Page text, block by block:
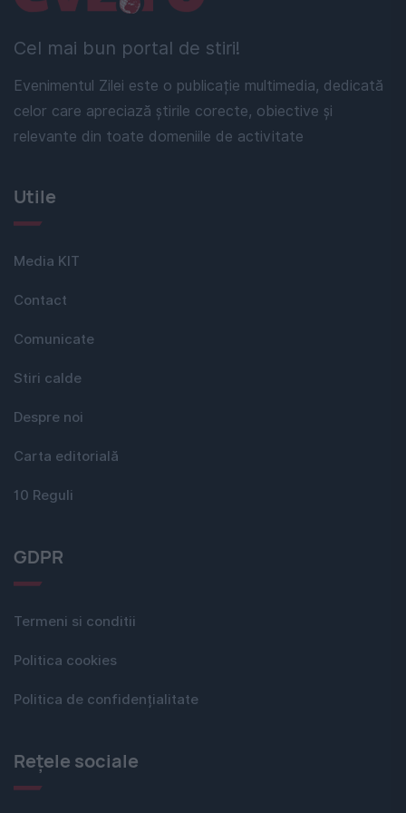
Cel mai bun portal de stiri!
Evenimentul Zilei este o publicație multimedia, dedicată
celor care apreciază știrile corecte, obiective și
relevante din toate domeniile de activitate
Utile
Media KIT
Contact
Comunicate
Stiri calde
Despre noi
Carta editorială
10 Reguli
GDPR
Termeni si conditii
Politica cookies
Politica de confidențialitate
Rețele sociale